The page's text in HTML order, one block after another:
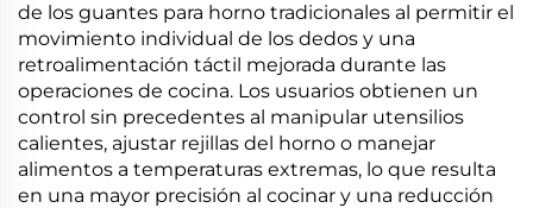
de los guantes para horno tradicionales al permitir el
movimiento individual de los dedos y una
retroalimentación táctil mejorada durante las
operaciones de cocina. Los usuarios obtienen un
control sin precedentes al manipular utensilios
calientes, ajustar rejillas del horno o manejar
alimentos a temperaturas extremas, lo que resulta
en una mayor precisión al cocinar y una reducción